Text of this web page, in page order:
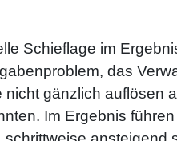
Schieflage im
das
nicht gänzlich auflösen
Im Ergebnis